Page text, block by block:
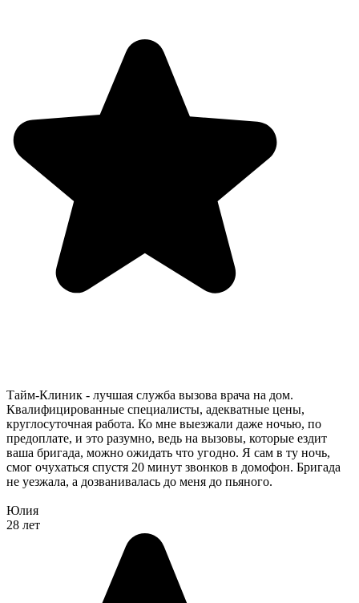
Тайм-Клиник - лучшая служба вызова врача на дом.
Квалифицированные специалисты, адекватные цены,
круглосуточная работа. Ко мне выезжали даже ночью, по
предоплате, и это разумно, ведь на вызовы, которые ездит
ваша бригада, можно ожидать что угодно. Я сам в ту ночь,
смог очухаться спустя 20 минут звонков в домофон. Бригада
не уезжала, а дозванивалась до меня до пьяного.
Юлия
28 лет